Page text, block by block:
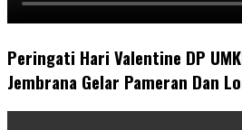
Peringati Hari Valentine DP
Jembrana Gelar Pameran Dan